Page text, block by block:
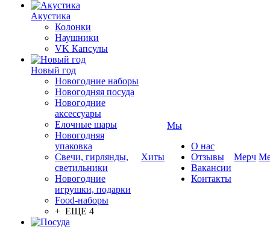
Акустика
Колонки
Наушники
VK Капсулы
Новый год
Новогодние наборы
Новогодняя посуда
Новогодние
аксессуары
Елочные шары
Новогодняя
упаковка
Свечи, гирлянды,
светильники
Новогодние
игрушки, подарки
Food-наборы
+ ЕЩЕ 4
Хиты
Мы
О нас
Отзывы
Вакансии
Контакты
Мерч